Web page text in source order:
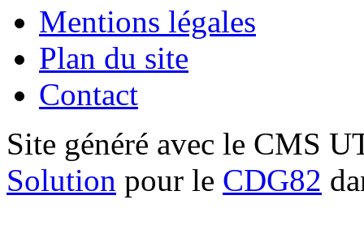
Mentions légales
Plan du site
Contact
Site généré avec le CMS
Solution pour le CDG82